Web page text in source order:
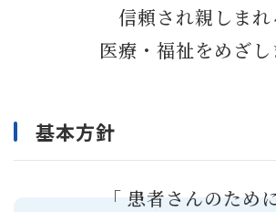
信頼され親しまれ
医療・福祉をめざし
基本方針
「 患者さんのために